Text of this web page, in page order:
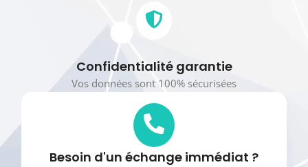
Confidentialité garantie
Vos données sont 100% sécurisées
Besoin d'un échange immédiat ?